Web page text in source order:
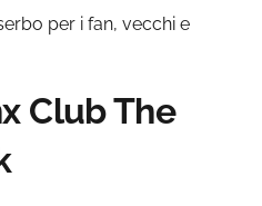
per i fan, vecchi e
Club The